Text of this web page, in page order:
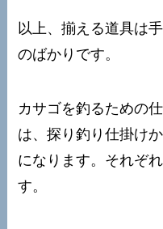
以上、揃える道具は
のばかりです。
カサゴを釣るための
は、探り釣り仕掛け
になります。それぞ
す。